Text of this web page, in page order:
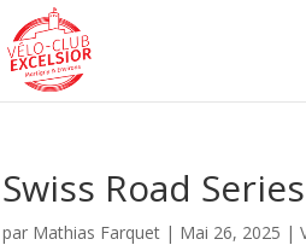
Swiss Road
par Mathias Farquet | Mai 26, 2025 |